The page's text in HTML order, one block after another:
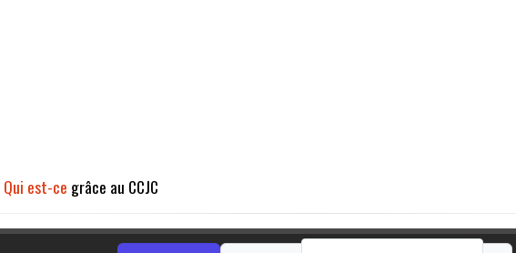
Qui est-ce grâce au CCJC